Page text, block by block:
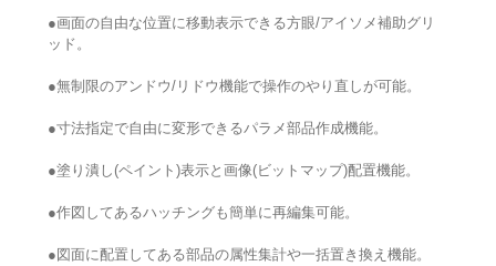
●画面の自由な位置に移動表示できる方眼/アイソメ補助グリ
ッド。
●無制限のアンドウ/リドウ機能で操作のやり直しが可能。
●寸法指定で自由に変形できるパラメ部品作成機能。
●塗り潰し(ペイント)表示と画像(ビットマップ)配置機能。
●作図してあるハッチングも簡単に再編集可能。
●図面に配置してある部品の属性集計や一括置き換え機能。